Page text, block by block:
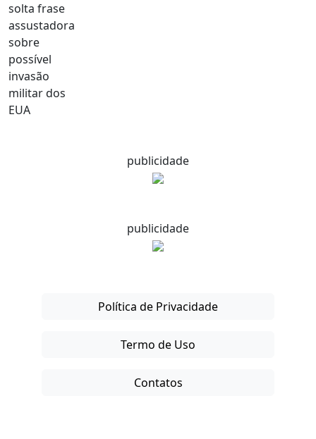
publicidade
publicidade
Política de Privacidade
Termo de Uso
Contatos